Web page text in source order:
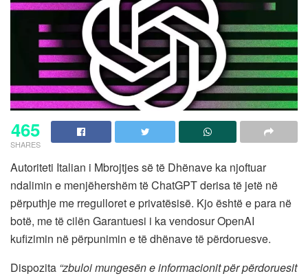
465
SHARES
Autoriteti Italian i Mbrojtjes së të Dhënave ka njoftuar
ndalimin e menjëhershëm të ChatGPT derisa të jetë në
përputhje me rregulloret e privatësisë. Kjo është e para në
botë, me të cilën Garantuesi i ka vendosur OpenAI
kufizimin në përpunimin e të dhënave të përdoruesve.
Dispozita “zbuloi mungesën e informacionit për përdoruesit